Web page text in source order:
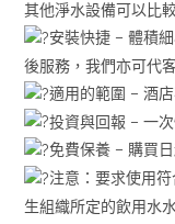
其他淨水設備可以比較
安裝快捷 – 體積
後服務，我們亦可代
適用的範圍 – 酒
投資與回報 – 一
免費保養 – 購買
注意：要求使用
生組織所定的飲用水